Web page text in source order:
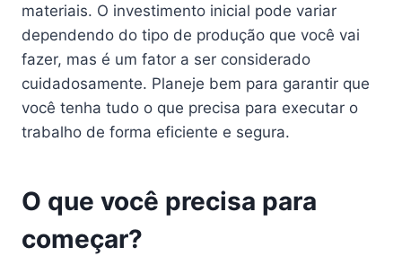
materiais. O investimento inicial pode variar
dependendo do tipo de produção que você vai
fazer, mas é um fator a ser considerado
cuidadosamente. Planeje bem para garantir que
você tenha tudo o que precisa para executar o
trabalho de forma eficiente e segura.
O que você precisa para
começar?